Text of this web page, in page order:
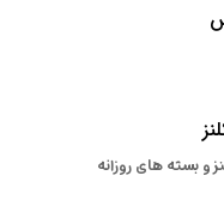
و بسته های روزانه